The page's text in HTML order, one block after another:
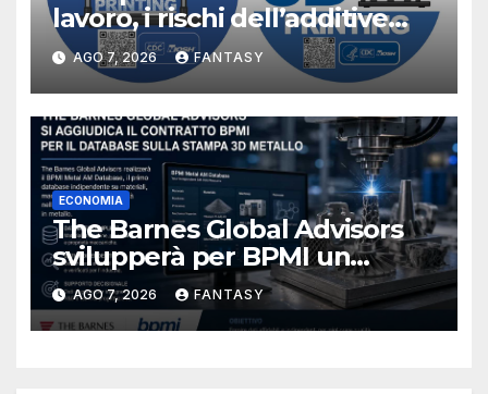
lavoro, i rischi dell’additive
manufacturing secondo
NIOSH
AGO 7, 2026 FANTASY
ECONOMIA
The Barnes Global Advisors
svilupperà per BPMI un
database per la stampa 3D
metallica destinata alla filiera
navale statunitense
AGO 7, 2026 FANTASY